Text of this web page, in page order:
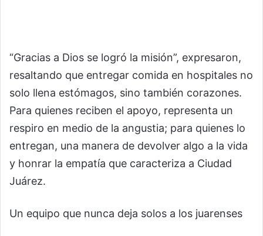
“Gracias a Dios se logró la misión”, expresaron,
resaltando que entregar comida en hospitales no
solo llena estómagos, sino también corazones.
Para quienes reciben el apoyo, representa un
respiro en medio de la angustia; para quienes lo
entregan, una manera de devolver algo a la vida
y honrar la empatía que caracteriza a Ciudad
Juárez.
Un equipo que nunca deja solos a los juarenses